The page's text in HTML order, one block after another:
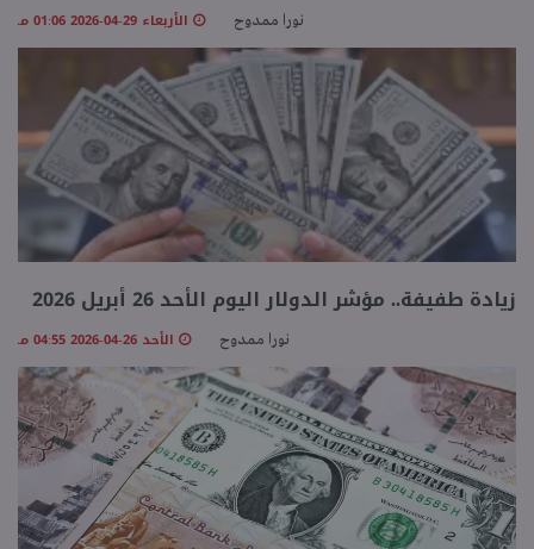
نورا ممدوح الأربعاء 29-04-2026 01:06 مـ
زيادة طفيفة.. مؤشر الدولار اليوم الأحد 26 أبريل 2026
نورا ممدوح الأحد 26-04-2026 04:55 مـ